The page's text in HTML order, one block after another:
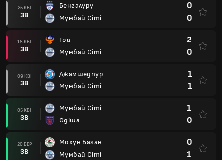
25 КВІ
ЗВ
Бенгалуру
Мумбай Сіті
0
0
18 КВІ
ЗВ
Гоа
Мумбай Сіті
2
0
09 КВІ
ЗВ
Джамшедпур
Мумбай Сіті
1
1
05 КВІ
ЗВ
Мумбай Сіті
Одіша
1
0
20 БЕР
ЗВ
Мохун Баган
Мумбай Сіті
0
1